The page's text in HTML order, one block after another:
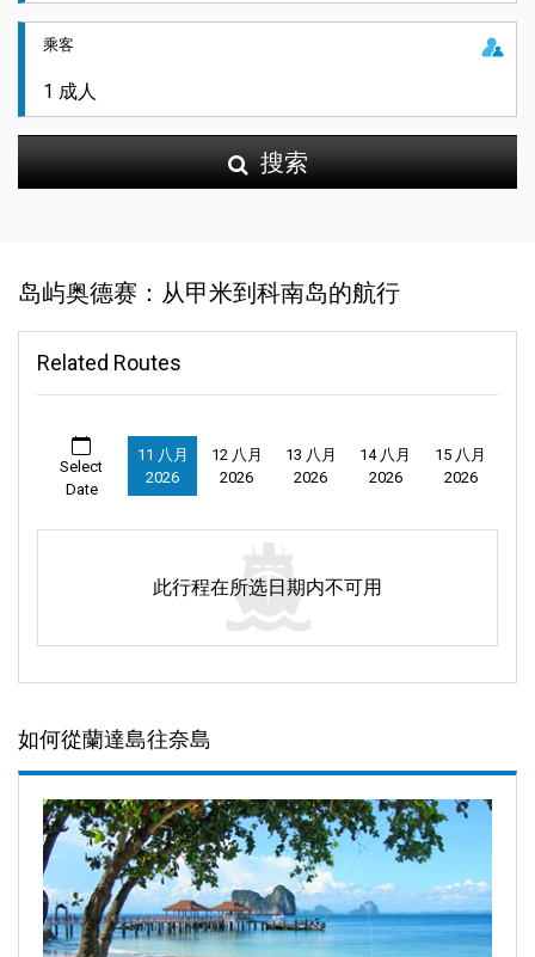
乘客
搜索
岛屿奥德赛：从甲米到科南岛的航行
Related Routes
Select
Date
11 八月
2026
12 八月
2026
13 八月
2026
14 八月
2026
15 八月
2026
此行程在所选日期内不可用
如何從蘭達島往奈島